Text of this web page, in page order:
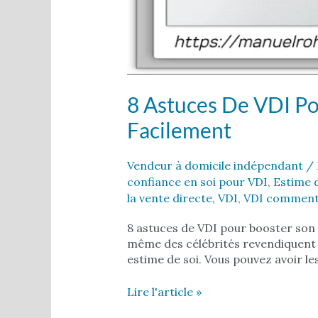
8 Astuces De VDI
Facilement
Vendeur à domicile indépendant/
confiance en soi pour VDI, Estime
la vente directe, VDI, VDI
8 astuces de VDI pour booster
même des célébrités
estime de soi. Vous pouvez avoir
Lire l'article »